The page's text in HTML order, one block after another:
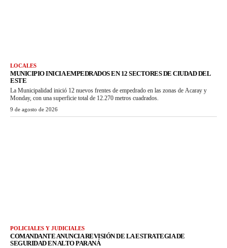
LOCALES
MUNICIPIO INICIA EMPEDRADOS EN 12 SECTORES DE CIUDAD DEL
ESTE
La Municipalidad inició 12 nuevos frentes de empedrado en las zonas de Acaray y
Monday, con una superficie total de 12.270 metros cuadrados.
9 de agosto de 2026
POLICIALES Y JUDICIALES
COMANDANTE ANUNCIA REVISIÓN DE LA ESTRATEGIA DE
SEGURIDAD EN ALTO PARANÁ